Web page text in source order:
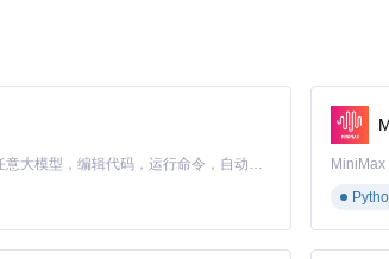
无效或不完整的URL
子教材
Claude Code 的开源替代方案。连接任意大模型，编辑代码，运行命令，自动验证 — 全自动执行。用 Rust 构建，极致性能。 ｜ An open-source alternative to Claude Code. Connect any LLM, edit code, run commands, and verify changes — autonomously. Built in Rust for speed. Get Started